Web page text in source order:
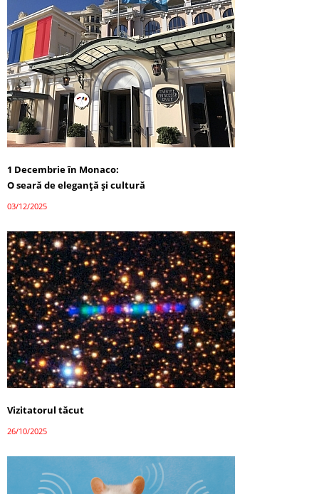
1 Decembrie în Monaco:
O seară de eleganță și cultură
03/12/2025
Vizitatorul tăcut
26/10/2025